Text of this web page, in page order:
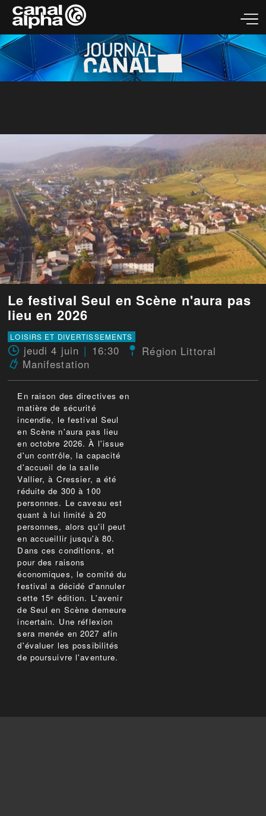
Le festival Seul en Scène n'aura pas
lieu en 2026
LOISIRS ET DIVERTISSEMENTS
jeudi 4 juin 16:30
Région Littoral
Manifestation
En raison des directives en
matière de sécurité
incendie, le festival Seul
en Scène n'aura pas lieu
en octobre 2026. À l'issue
d'un contrôle, la capacité
d'accueil de la salle
Vallier, à Cressier, a été
réduite de 300 à 100
personnes. Le caveau est
quant à lui limité à 20
personnes, alors qu'il peut
en accueillir jusqu'à 80.
Dans ces conditions, et
pour des raisons
économiques, le comité du
festival a décidé d'annuler
cette 15ᵉ édition. L'avenir
de Seul en Scène demeure
incertain. Une réflexion
sera menée en 2027 afin
d'évaluer les possibilités
de poursuivre l'aventure.